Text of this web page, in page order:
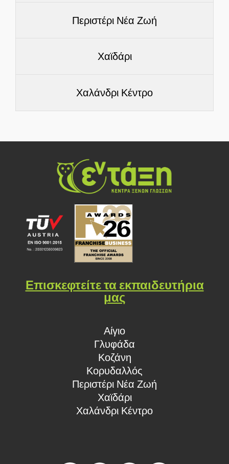
Περιστέρι Νέα Ζωή
Χαϊδάρι
Χαλάνδρι Κέντρο
Επισκεφτείτε τα εκπαιδευτήρια
μας
Αίγιο
Γλυφάδα
Κοζάνη
Κορυδαλλός
Περιστέρι Νέα Ζωή
Χαϊδάρι
Χαλάνδρι Κέντρο